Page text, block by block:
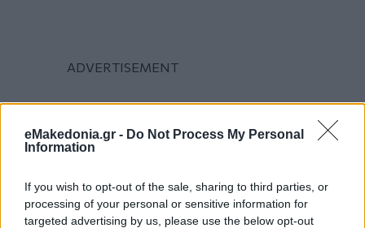
eMakedonia.gr - Do Not Process My Personal
Information
If you wish to opt-out of the sale, sharing to third parties, or
processing of your personal or sensitive information for
targeted advertising by us, please use the below opt-out